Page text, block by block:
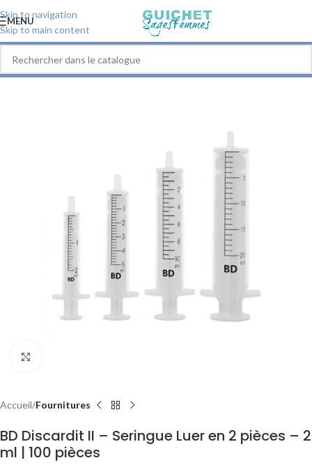
Skip to navigation
Skip to main content
MENU
Accueil Fournitures
BD Discardit II – Seringue Luer en 2 pièces – 2
ml | 100 pièces